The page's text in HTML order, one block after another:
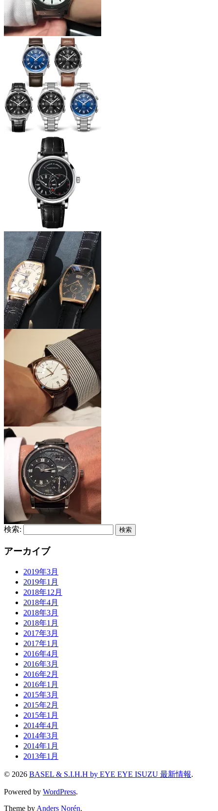
検索:
アーカイブ
2019年3月
2019年1月
2018年12月
2018年4月
2018年3月
2018年1月
2017年3月
2017年1月
2016年4月
2016年3月
2016年2月
2016年1月
2015年3月
2015年2月
2015年1月
2014年4月
2014年3月
2014年1月
2013年1月
© 2026 BASEL & S.I.H.H by EYE EYE ISUZU 最新情報.
Powered by WordPress.
Theme by Anders Norén.